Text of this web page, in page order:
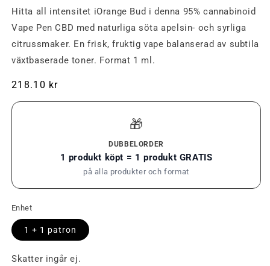
Hitta all intensitet iOrange Bud i denna 95% cannabinoid
Vape Pen CBD med naturliga söta apelsin- och syrliga
citrussmaker. En frisk, fruktig vape balanserad av subtila
växtbaserade toner. Format 1 ml.
Ordinarie
pris
218.10 kr
🎁
DUBBELORDER
1 produkt köpt = 1 produkt GRATIS
på alla produkter och format
Enhet
1 + 1 patron
Skatter ingår ej.